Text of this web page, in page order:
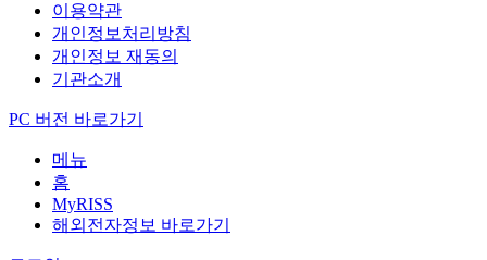
이용약관
개인정보처리방침
개인정보 재동의
기관소개
PC 버전 바로가기
메뉴
홈
MyRISS
해외전자정보 바로가기